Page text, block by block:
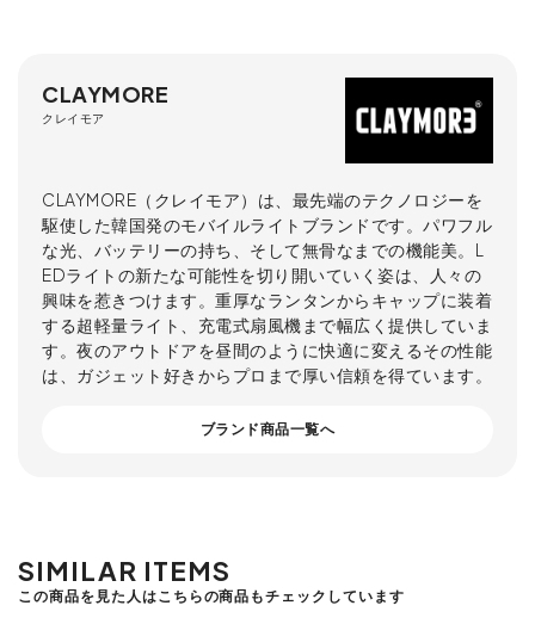
CLAYMORE
クレイモア
CLAYMORE（クレイモア）は、最先端のテクノロジーを
駆使した韓国発のモバイルライトブランドです。パワフル
な光、バッテリーの持ち、そして無骨なまでの機能美。L
EDライトの新たな可能性を切り開いていく姿は、人々の
興味を惹きつけます。重厚なランタンからキャップに装着
する超軽量ライト、充電式扇風機まで幅広く提供していま
す。夜のアウトドアを昼間のように快適に変えるその性能
は、ガジェット好きからプロまで厚い信頼を得ています。
ブランド商品一覧へ
SIMILAR ITEMS
この商品を見た人はこちらの商品もチェックしています